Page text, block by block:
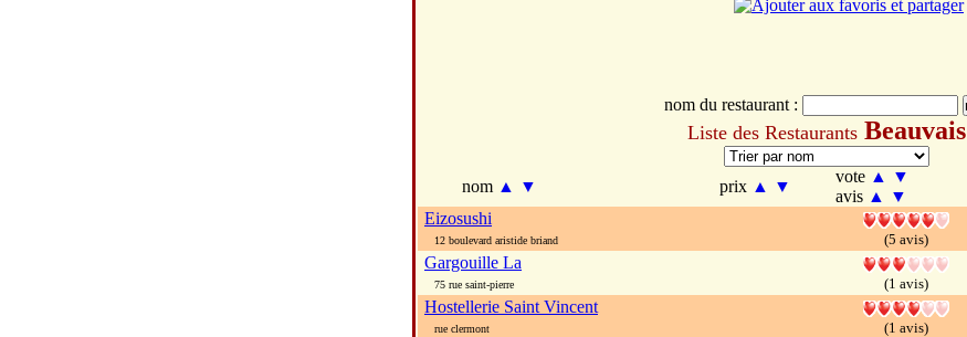
nom du restaurant :
Liste des Restaurants Beauvais
nom ▲ ▼ prix ▲ ▼
vote ▲
▼
avis ▲ ▼
Eizosushi
12 boulevard aristide briand (5 avis)
Gargouille La
75 rue saint-pierre (1 avis)
Hostellerie Saint Vincent
rue clermont (1 avis)